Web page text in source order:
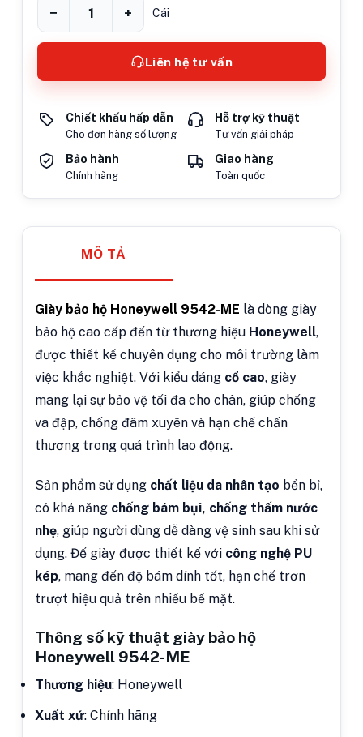
− + Cái
Liên hệ tư vấn
Chiết khấu hấp dẫn
Cho đơn hàng số lượng
Hỗ trợ kỹ thuật
Tư vấn giải pháp
Bảo hành
Chính hãng
Giao hàng
Toàn quốc
MÔ TẢ
Giày bảo hộ Honeywell 9542-ME là dòng giày
bảo hộ cao cấp đến từ thương hiệu Honeywell,
được thiết kế chuyên dụng cho môi trường làm
việc khắc nghiệt. Với kiểu dáng cổ cao, giày
mang lại sự bảo vệ tối đa cho chân, giúp chống
va đập, chống đâm xuyên và hạn chế chấn
thương trong quá trình lao động.
Sản phẩm sử dụng chất liệu da nhân tạo bền bỉ,
có khả năng chống bám bụi, chống thấm nước
nhẹ, giúp người dùng dễ dàng vệ sinh sau khi sử
dụng. Đế giày được thiết kế với công nghệ PU
kép, mang đến độ bám dính tốt, hạn chế trơn
trượt hiệu quả trên nhiều bề mặt.
Thông số kỹ thuật giày bảo hộ
Honeywell 9542-ME
Thương hiệu: Honeywell
Xuất xứ: Chính hãng